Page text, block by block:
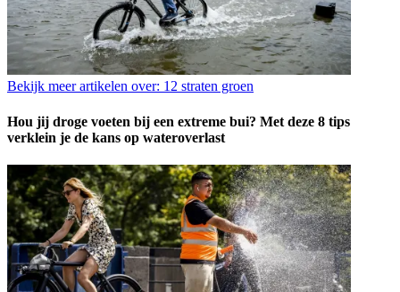
Bekijk meer artikelen over: 12 straten groen
Hou jij droge voeten bij een extreme bui? Met deze 8 tips
verklein je de kans op wateroverlast